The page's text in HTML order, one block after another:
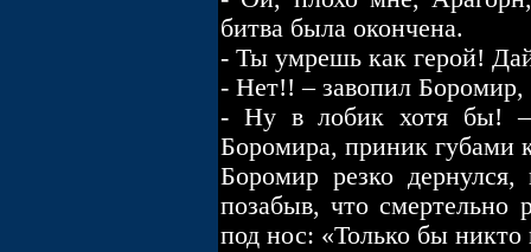
битва была окончена.
- Ты умрешь как герой!
- Нет!! – завопил Боромир,
- Ну в лобик хотя бы! –
Боромира, приник губами
Боромир резко
позабыв, что смертельно
под нос: «Только бы